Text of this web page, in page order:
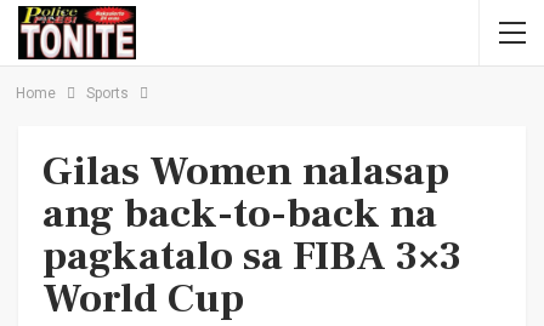
Home Sports
Gilas Women nalasap
ang back-to-back na
pagkatalo sa FIBA 3×3
World Cup